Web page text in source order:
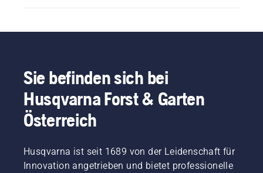
Sie befinden sich bei
Husqvarna Forst & Garten
Österreich
Husqvarna ist seit 1689 von der Leidenschaft für
Innovation angetrieben und bietet professionelle